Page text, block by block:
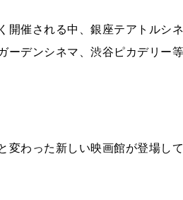
開催される中、銀座テアトルシ
ーデンシネマ、渋谷ピカデリー
変わった新しい映画館が登場し